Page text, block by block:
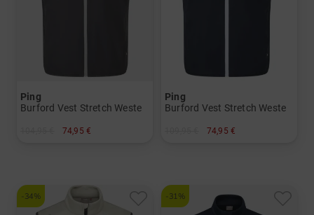
Ping
Burford Vest Stretch Weste
74,95 €
Ping
Burford Vest Stretch Weste
74,95 €
-34% -31%